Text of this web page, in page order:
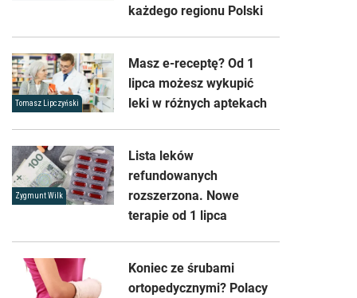
każdego regionu Polski
Tomasz Lipczyński
Masz e-receptę? Od 1
lipca możesz wykupić
leki w różnych aptekach
Zygmunt Wilk
Lista leków
refundowanych
rozszerzona. Nowe
terapie od 1 lipca
Koniec ze śrubami
ortopedycznymi? Polacy